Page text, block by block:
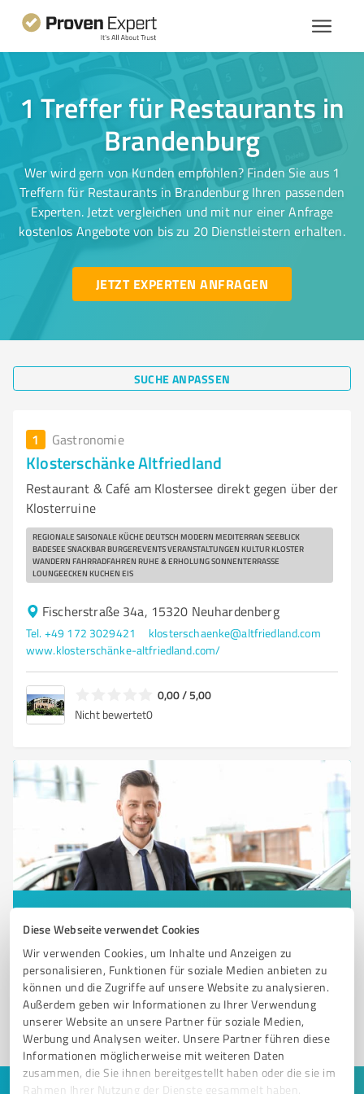
Diese Webseite verwendet Cookies
Wir verwenden Cookies, um Inhalte und Anzeigen zu
personalisieren, Funktionen für soziale Medien anbieten zu
können und die Zugriffe auf unsere Website zu analysieren.
Außerdem geben wir Informationen zu Ihrer Verwendung
unserer Website an unsere Partner für soziale Medien,
Werbung und Analysen weiter. Unsere Partner führen diese
Informationen möglicherweise mit weiteren Daten
zusammen, die Sie ihnen bereitgestellt haben oder die sie im
Rahmen Ihrer Nutzung der Dienste gesammelt haben.
1 Treffer für Restaurants in
Brandenburg
Wer wird gern von Kunden empfohlen? Finden Sie aus 1
Treffern für Restaurants in Brandenburg Ihren passenden
Experten. Jetzt vergleichen und mit nur einer Anfrage
kostenlos Angebote von bis zu 20 Dienstleistern erhalten.
JETZT EXPERTEN ANFRAGEN
SUCHE ANPASSEN
1 Gastronomie
Klosterschänke Altfriedland
Restaurant & Café am Klostersee direkt gegen über der
Klosterruine
REGIONALE SAISONALE KÜCHE DEUTSCH MODERN MEDITERRAN SEEBLICK
BADESEE SNACKBAR BURGEREVENTS VERANSTALTUNGEN KULTUR KLOSTER
WANDERN FAHRRADFAHREN RUHE & ERHOLUNG SONNENTERRASSE
LOUNGEECKEN KUCHEN EIS
Fischerstraße 34a, 15320 Neuhardenberg
Tel. +49 172 3029421
klosterschaenke@altfriedland.com
www.klosterschänke-altfriedland.com/
0,00 / 5,00
Nicht bewertet0
Sie möchten auch hier gelistet werden?
Registrieren Sie sich jetzt und werden Sie ein von
Kunden empfohlener ProvenExpert!